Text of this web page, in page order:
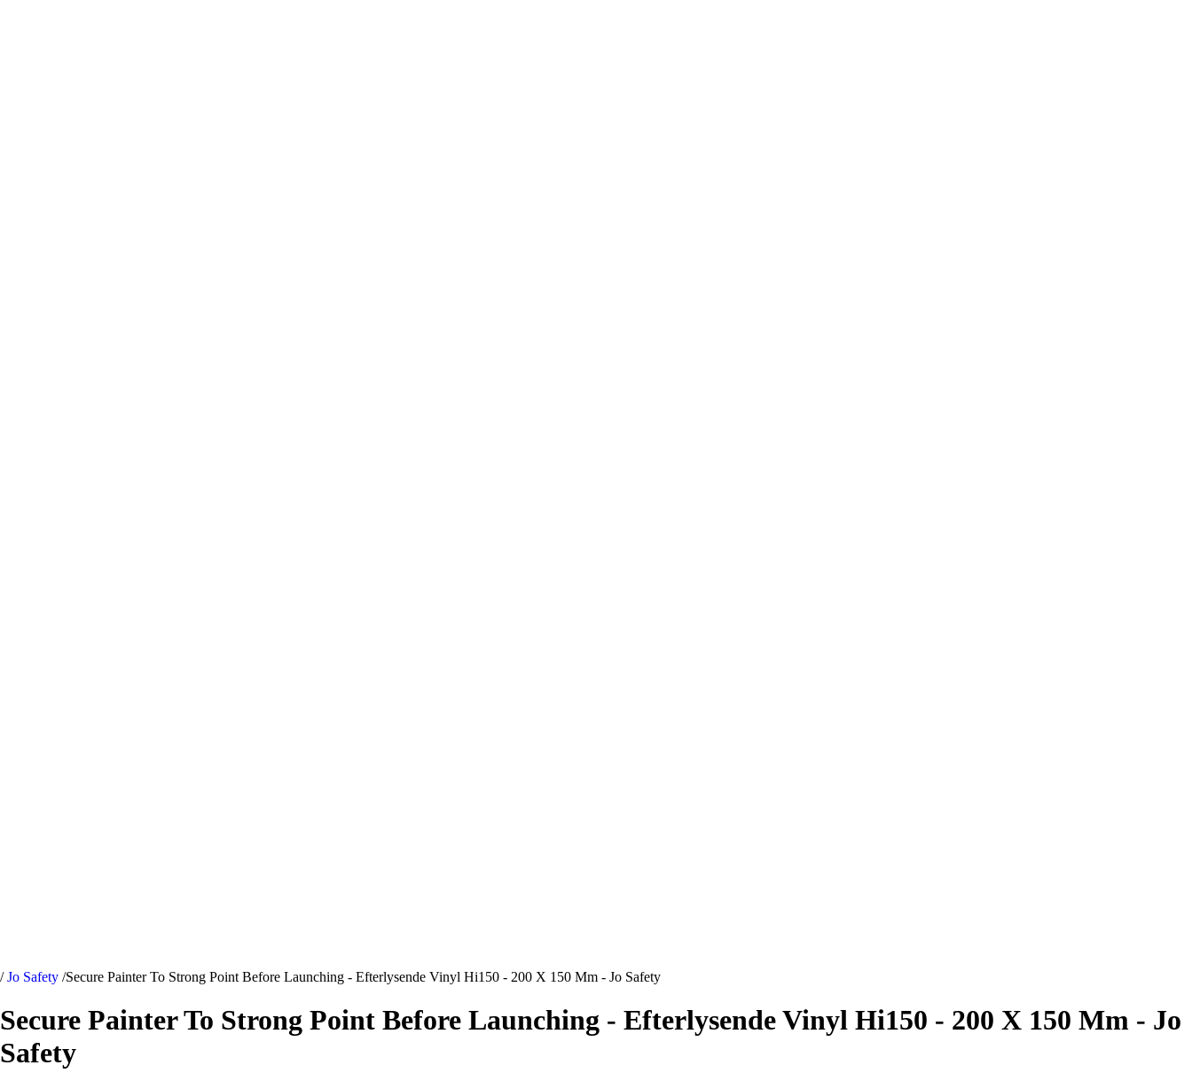
/ Jo Safety /Secure Painter To Strong Point Before Launching - Efterlysende Vinyl Hi150 - 200 X 150 Mm - Jo Safety
Secure Painter To Strong Point Before Launching - Efterlysende Vinyl Hi150 - 200 X 150 Mm - Jo
Safety